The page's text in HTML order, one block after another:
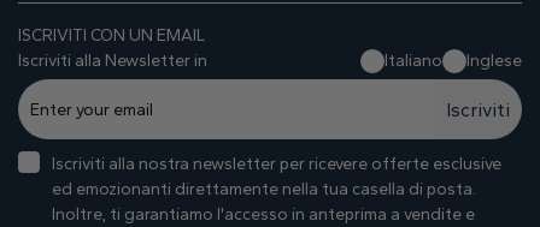
ISCRIVITI CON UN EMAIL
Iscriviti alla Newsletter in
Italiano Inglese
Iscriviti
Iscriviti alla nostra newsletter per ricevere offerte esclusive
ed emozionanti direttamente nella tua casella di posta.
Inoltre, ti garantiamo I'accesso in anteprima a vendite e